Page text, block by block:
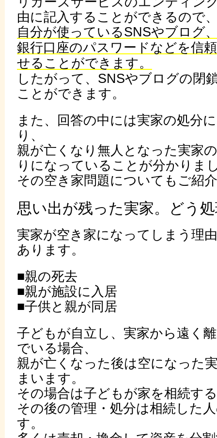
由に記入することができるので
自分が使っているSNSやブログ
銀行口座のパスワードなどを信
せることができます。
したがって、SNSやブログの閉
ことができます。
また、回答の中には実家の処分
り、
親が亡くなり無人となった実家
りになっていることが分かりま
その空き家問題についてもご紹
思い出が残った実家。どう
実家が空き家になってしまう理
あります。
■親の死去
■親が施設に入居
■子供と親が同居
子どもが自立し、実家から遠く
でいる場合、
親が亡くなった後は空になった
まいます。
その場合は子どもが家を相続す
その後の管理・処分は相続した
す。